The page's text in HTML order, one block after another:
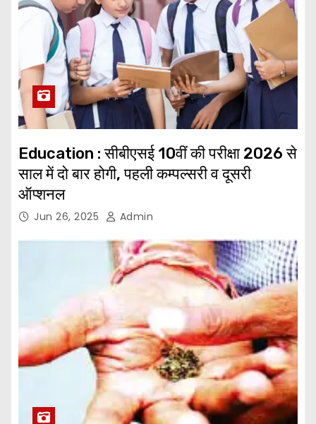
Education : सीबीएसई 10वीं की परीक्षा 2026 से
साल में दो बार होगी, पहली कम्‍पल्‍सरी व दूसरी
ऑप्शनल
Jun 26, 2025 Admin